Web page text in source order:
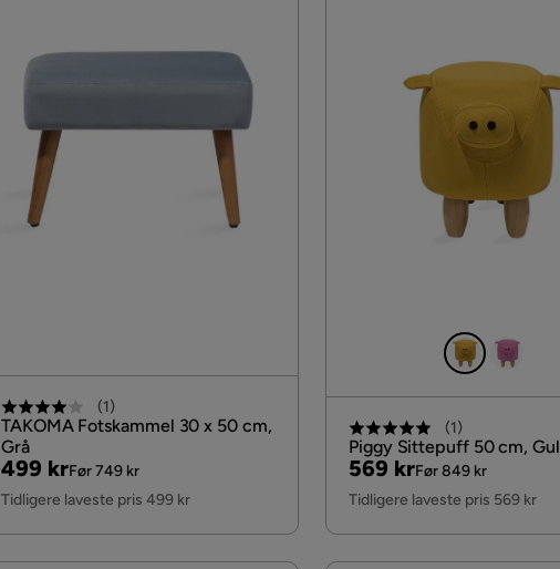
(1)
TAKOMA Fotskammel 30 x 50 cm,
Grå
Pris
499 kr
Original
Pris
Før 749 kr
Tidligere laveste pris 499 kr
(1)
Piggy Sittepuff 50 cm, Gul
Pris
569 kr
Original
Pris
Før 849 kr
Tidligere laveste pris 569 kr